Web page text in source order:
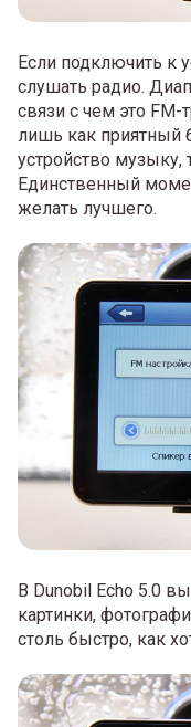
Если подключить к
слушать радио.
связи с чем это
лишь как приятный
устройство музыку,
Единственный
желать лучшего.
В Dunobil Echo 5.0
картинки,
столь быстро, как